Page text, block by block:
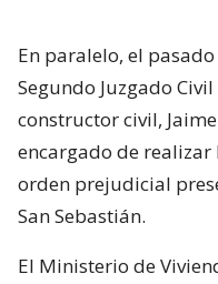
En paralelo, el
Segundo Juzgado
constructor civil,
encargado de realizar
orden prejudicial
San Sebastián.
El Ministerio de